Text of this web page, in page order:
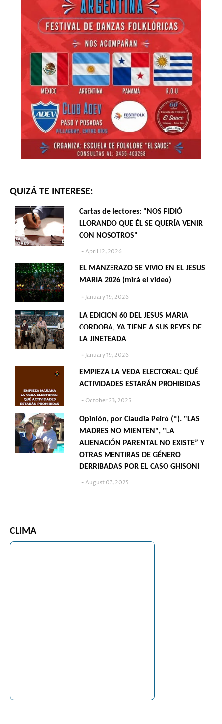
QUIZÁ TE INTERESE:
Cartas de lectores: "NOS PIDIÓ
LLORANDO QUE ÉL SE QUERÍA VENIR
CON NOSOTROS"
April 12, 2026
EL MANZERAZO SE VIVIO EN EL JESUS
MARIA 2026 (mirá el video)
January 19, 2026
LA EDICION 60 DEL JESUS MARIA
CORDOBA, YA TIENE A SUS REYES DE
LA JINETEADA
January 19, 2026
EMPIEZA LA VEDA ELECTORAL: QUÉ
ACTIVIDADES ESTARÁN PROHIBIDAS
October 23, 2025
Opinión, por Claudia Peiró (*). "LAS
MADRES NO MIENTEN", "LA
ALIENACIÓN PARENTAL NO EXISTE” Y
OTRAS MENTIRAS DE GÉNERO
DERRIBADAS POR EL CASO GHISONI
August 07, 2025
CLIMA